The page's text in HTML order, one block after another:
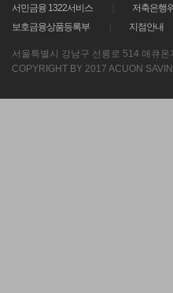
서민금융 1322서비스 저축은행
보호금융상품등록부
지점안내
서울특별시 강남구 선릉로 514 애큐
COPYRIGHT BY 2017 ACUON